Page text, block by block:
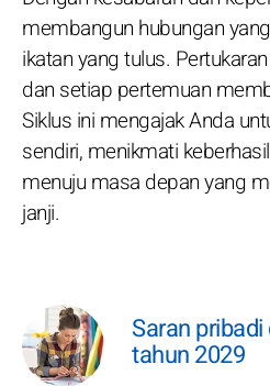
membangun hubungan
ikatan yang tulus.
dan setiap pertemuan
Siklus ini mengajak Anda
sendiri, menikmati
menuju masa depan yang
janji.
Saran
tahun 2029